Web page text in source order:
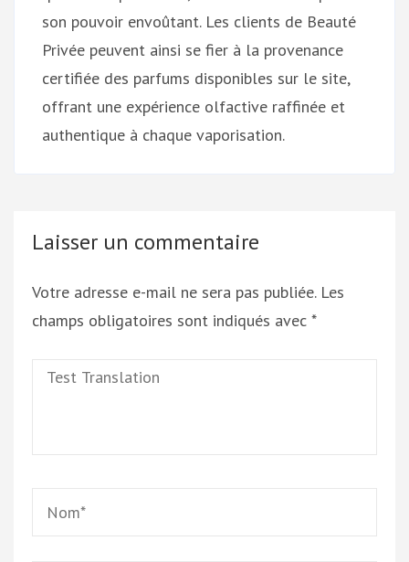
son pouvoir envoûtant. Les clients de Beauté
Privée peuvent ainsi se fier à la provenance
certifiée des parfums disponibles sur le site,
offrant une expérience olfactive raffinée et
authentique à chaque vaporisation.
Laisser un commentaire
Votre adresse e-mail ne sera pas publiée. Les
champs obligatoires sont indiqués avec *
Test